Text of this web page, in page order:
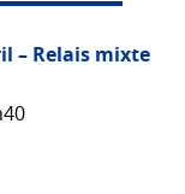
– Relais mixte